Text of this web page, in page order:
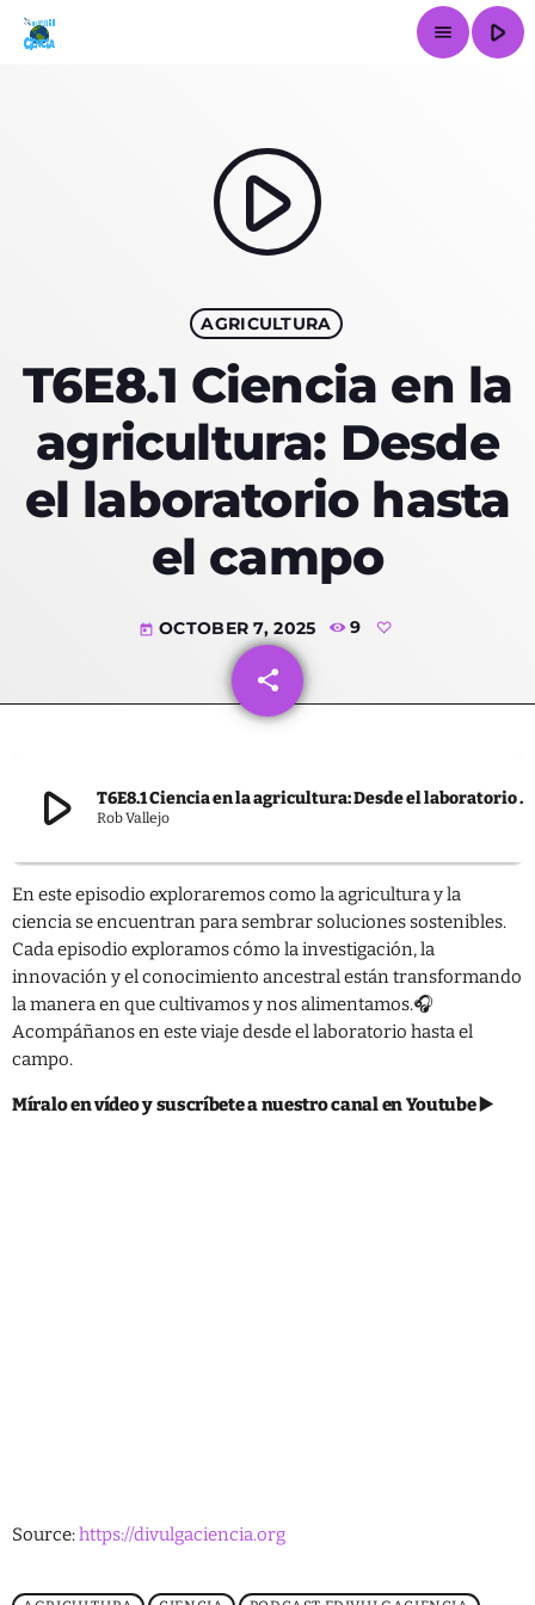
menu play_arrow
EPISODIOS
SERVICIOS
CONTACTO
Ambiente
Derechos
Educación
Empresas
IA
Política
Tecnología
play_arrow
AGRICULTURA
T6E8.1 Ciencia en la
agricultura: Desde
el laboratorio hasta
el campo
today OCTOBER 7, 2025 9
share
email
play_arrow T6E8.1 Ciencia en la agricultura: Desde el laboratorio hasta el campo
Rob Vallejo
En este episodio exploraremos como la agricultura y la
ciencia se encuentran para sembrar soluciones sostenibles.
Cada episodio exploramos cómo la investigación, la
innovación y el conocimiento ancestral están transformando
la manera en que cultivamos y nos alimentamos.🎧
Acompáñanos en este viaje desde el laboratorio hasta el
campo.
Míralo en vídeo y suscríbete a nuestro canal en Youtube ▶️
Source:https://divulgaciencia.org